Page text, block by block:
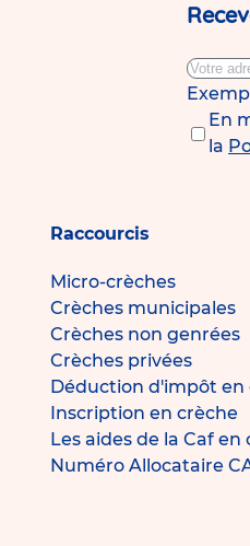
En
la
Raccourcis
Micro-crèches
Crèches municipales
Crèches non genrées
Crèches privées
Déduction d'impôt en
Inscription en crèche
Les aides de la Caf en
Numéro Allocataire